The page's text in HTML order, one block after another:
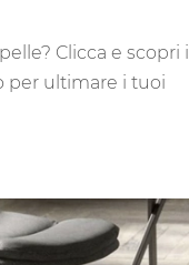
Clicca e scopri il
per ultimare i tuoi